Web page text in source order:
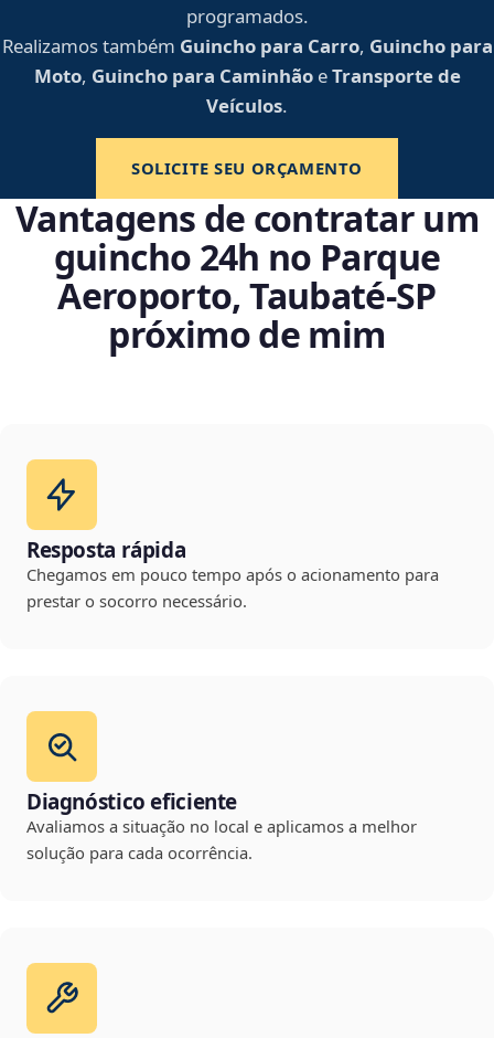
programados.
Realizamos também Guincho para Carro, Guincho para
Moto, Guincho para CaminhãoeTransporte de
Veículos.
SOLICITE SEU ORÇAMENTO
Vantagens de contratar um
guincho 24h no Parque
Aeroporto, Taubaté‑SP
próximo de mim
Resposta rápida
Chegamos em pouco tempo após o acionamento para
prestar o socorro necessário.
Diagnóstico eficiente
Avaliamos a situação no local e aplicamos a melhor
solução para cada ocorrência.